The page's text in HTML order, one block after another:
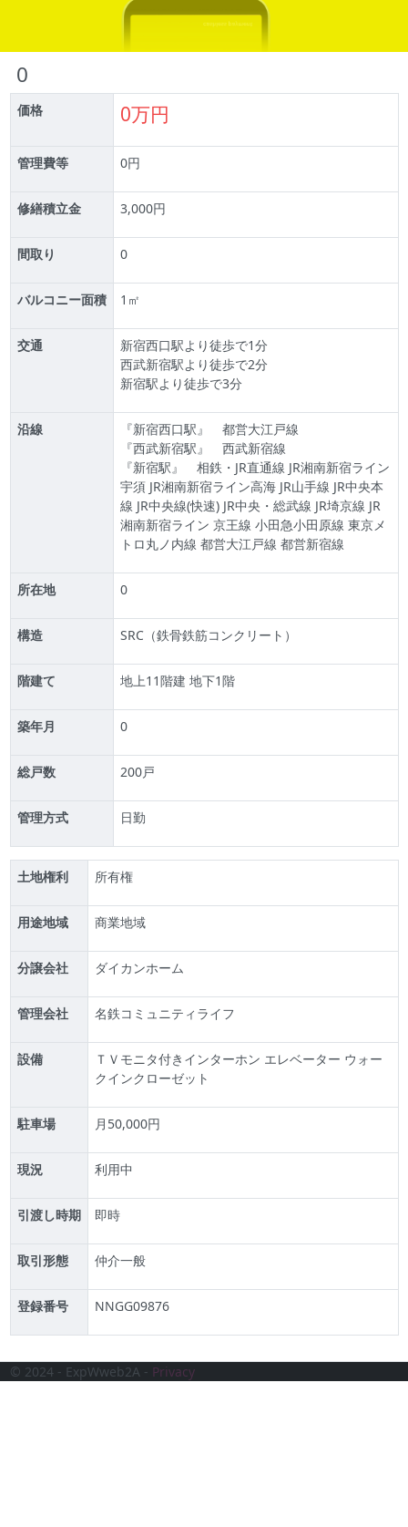
0
価格 0万円
管理費等 0円
修繕積立金 3,000円
間取り 0
バルコニー面積 1㎡
交通
新宿西口駅より徒歩で1分
西武新宿駅より徒歩で2分
新宿駅より徒歩で3分
沿線 『新宿西口駅』
都営大江戸線
『西武新宿駅』
西武新宿線
『新宿駅』
相鉄・JR直通線 JR湘南新宿ライン
宇須 JR湘南新宿ライン高海 JR山手線 JR中央本
線 JR中央線(快速) JR中央・総武線 JR埼京線 JR
湘南新宿ライン 京王線 小田急小田原線 東京メ
トロ丸ノ内線 都営大江戸線 都営新宿線
所在地 0
構造 SRC（鉄骨鉄筋コンクリート）
階建て 地上11階建 地下1階
築年月 0
総戸数 200戸
管理方式 日勤
土地権利 所有権
用途地域 商業地域
分譲会社 ダイカンホーム
管理会社 名鉄コミュニティライフ
設備
ＴＶモニタ付きインターホン エレベーター ウォー
クインクローゼット
駐車場 月50,000円
現況 利用中
引渡し時期 即時
取引形態 仲介一般
登録番号 NNGG09876
© 2024 - ExpWweb2A - Privacy